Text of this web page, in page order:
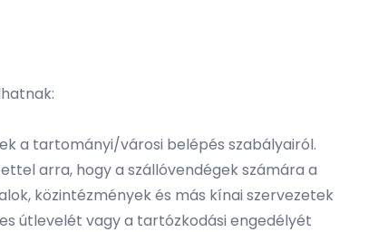
a tartományi/városi belépés szabályairól.
arra, hogy a szállóvendégek számára a
közintézmények és más kínai szervezetek
útlevelét vagy a tartózkodási engedélyét